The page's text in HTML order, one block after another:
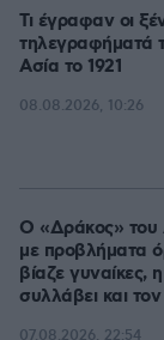
Τι έγραφαν οι
τηλεγραφήματά
Ασία το 1921
08.08.2026, 10:26
Ο «Δράκος» του
με προβλήματα
βίαζε γυναίκες,
συλλάβει και
07.08.2026, 22:54